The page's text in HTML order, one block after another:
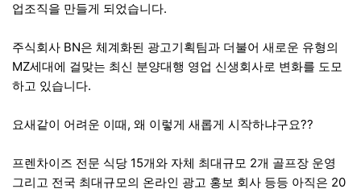
업조직을 만들게 되었습니다.
주식회사 BN은 체계화된 광고기획팀과 더불어 새로운 유형의
MZ세대에 걸맞는 최신 분양대행 영업 신생회사로 변화를 도모
하고 있습니다.
요새같이 어려운 이때, 왜 이렇게 새롭게 시작하냐구요??
프렌차이즈 전문 식당 15개와 자체 최대규모 2개 골프장 운영
그리고 전국 최대규모의 온라인 광고 홍보 회사 등등 아직은 20